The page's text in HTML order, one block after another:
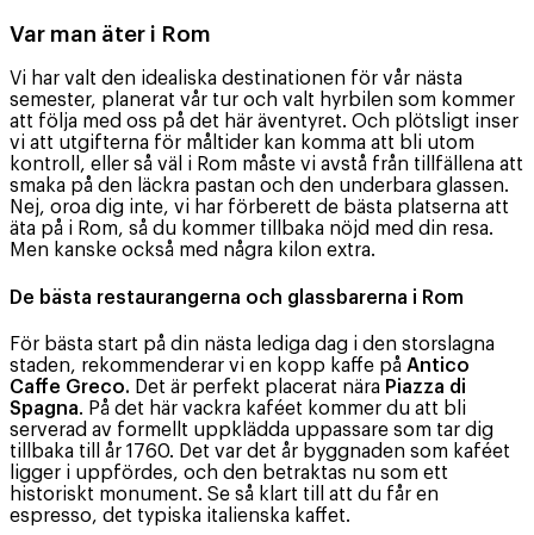
Var man äter i Rom
Vi har valt den idealiska destinationen för vår nästa
semester, planerat vår tur och valt hyrbilen som kommer
att följa med oss på det här äventyret. Och plötsligt inser
vi att utgifterna för måltider kan komma att bli utom
kontroll, eller så väl i Rom måste vi avstå från tillfällena att
smaka på den läckra pastan och den underbara glassen.
Nej, oroa dig inte, vi har förberett de bästa platserna att
äta på i Rom, så du kommer tillbaka nöjd med din resa.
Men kanske också med några kilon extra.
De bästa restaurangerna och glassbarerna i Rom
För bästa start på din nästa lediga dag i den storslagna
staden, rekommenderar vi en kopp kaffe på Antico
Caffe Greco. Det är perfekt placerat nära Piazza di
Spagna. På det här vackra kaféet kommer du att bli
serverad av formellt uppklädda uppassare som tar dig
tillbaka till år 1760. Det var det år byggnaden som kaféet
ligger i uppfördes, och den betraktas nu som ett
historiskt monument. Se så klart till att du får en
espresso, det typiska italienska kaffet.